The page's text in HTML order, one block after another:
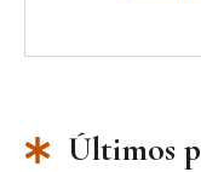
Últimos